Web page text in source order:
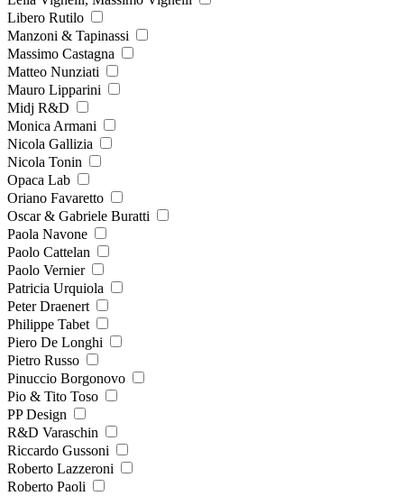
Libero Rutilo
Manzoni & Tapinassi
Massimo Castagna
Matteo Nunziati
Mauro Lipparini
Midj R&D
Monica Armani
Nicola Gallizia
Nicola Tonin
Opaca Lab
Oriano Favaretto
Oscar & Gabriele Buratti
Paola Navone
Paolo Cattelan
Paolo Vernier
Patricia Urquiola
Peter Draenert
Philippe Tabet
Piero De Longhi
Pietro Russo
Pinuccio Borgonovo
Pio & Tito Toso
PP Design
R&D Varaschin
Riccardo Gussoni
Roberto Lazzeroni
Roberto Paoli